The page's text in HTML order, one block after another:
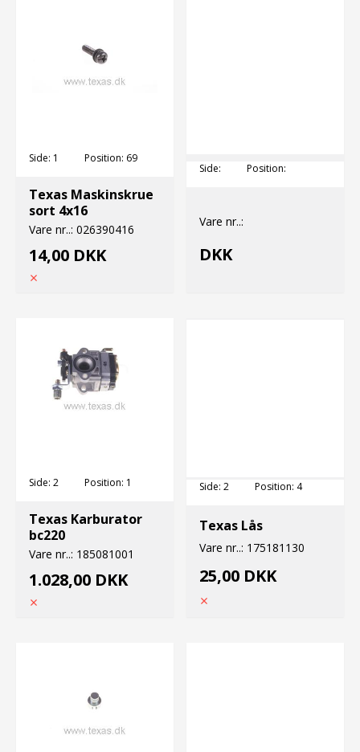
Side: 1 Position: 69
Texas Maskinskrue
sort 4x16
Vare nr..: 026390416
14,00 DKK
Side: Position:
Vare nr..:
DKK
Side: 2 Position: 1
Texas Karburator
bc220
Vare nr..: 185081001
1.028,00 DKK
Side: 2 Position: 4
Texas Lås
Vare nr..: 175181130
25,00 DKK